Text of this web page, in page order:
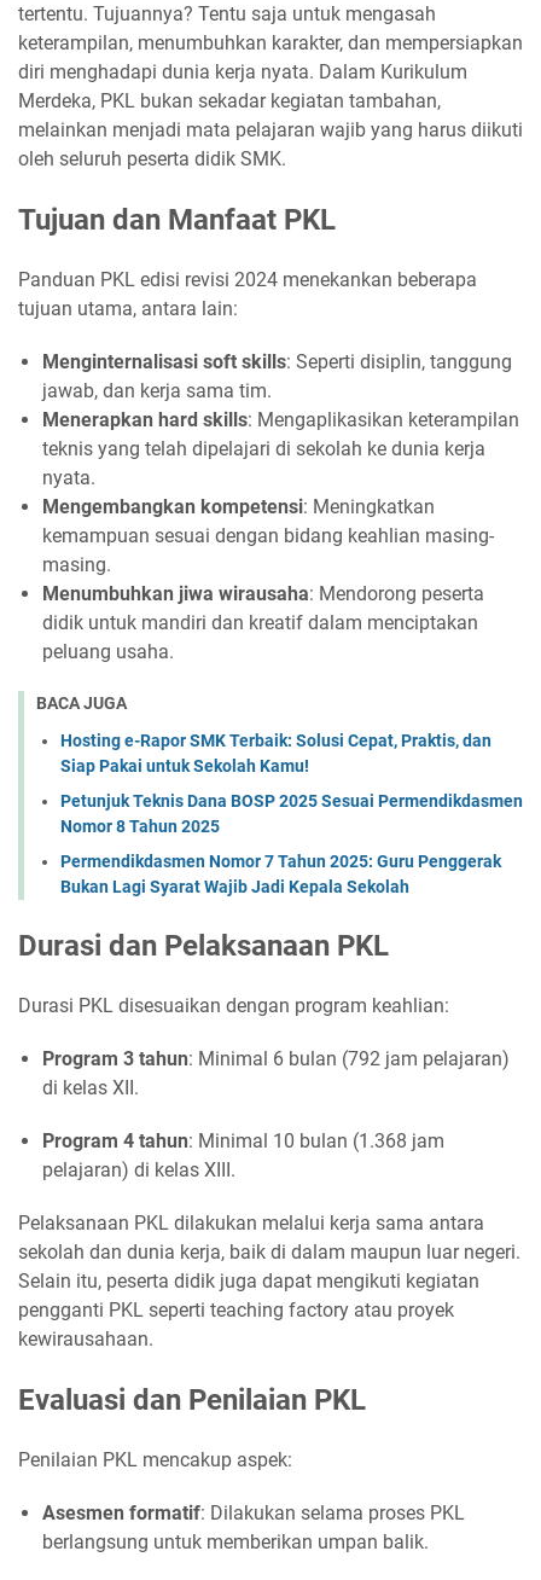
tertentu. Tujuannya? Tentu saja untuk mengasah
keterampilan, menumbuhkan karakter, dan mempersiapkan
diri menghadapi dunia kerja nyata. Dalam Kurikulum
Merdeka, PKL bukan sekadar kegiatan tambahan,
melainkan menjadi mata pelajaran wajib yang harus diikuti
oleh seluruh peserta didik SMK.
Tujuan dan Manfaat PKL
Panduan PKL edisi revisi 2024 menekankan beberapa
tujuan utama, antara lain:
Menginternalisasi soft skills: Seperti disiplin, tanggung
jawab, dan kerja sama tim.
Menerapkan hard skills: Mengaplikasikan keterampilan
teknis yang telah dipelajari di sekolah ke dunia kerja
nyata.
Mengembangkan kompetensi: Meningkatkan
kemampuan sesuai dengan bidang keahlian masing-
masing.
Menumbuhkan jiwa wirausaha: Mendorong peserta
didik untuk mandiri dan kreatif dalam menciptakan
peluang usaha.
BACA JUGA
Hosting e-Rapor SMK Terbaik: Solusi Cepat, Praktis, dan
Siap Pakai untuk Sekolah Kamu!
Petunjuk Teknis Dana BOSP 2025 Sesuai Permendikdasmen
Nomor 8 Tahun 2025
Permendikdasmen Nomor 7 Tahun 2025: Guru Penggerak
Bukan Lagi Syarat Wajib Jadi Kepala Sekolah
Durasi dan Pelaksanaan PKL
Durasi PKL disesuaikan dengan program keahlian:
Program 3 tahun: Minimal 6 bulan (792 jam pelajaran)
di kelas XII.
Program 4 tahun: Minimal 10 bulan (1.368 jam
pelajaran) di kelas XIII.
Pelaksanaan PKL dilakukan melalui kerja sama antara
sekolah dan dunia kerja, baik di dalam maupun luar negeri.
Selain itu, peserta didik juga dapat mengikuti kegiatan
pengganti PKL seperti teaching factory atau proyek
kewirausahaan.
Evaluasi dan Penilaian PKL
Penilaian PKL mencakup aspek:
Asesmen formatif: Dilakukan selama proses PKL
berlangsung untuk memberikan umpan balik.